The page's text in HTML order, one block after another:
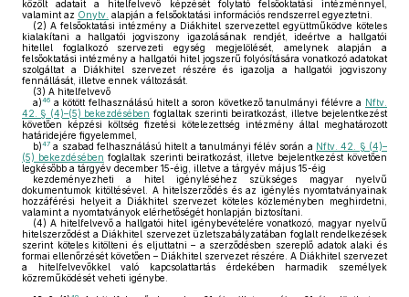
közölt adatait a hitelfelvevő képzését folytató felsőoktatási intézménnyel,
valamint az Onytv. alapján a felsőoktatási információs rendszerrel egyeztetni.
(2) A felsőoktatási intézmény a Diákhitel szervezettel együttműködve köteles
kialakítani a hallgatói jogviszony igazolásának rendjét, ideértve a hallgatói
hitellel foglalkozó szervezeti egység megjelölését, amelynek alapján a
felsőoktatási intézmény a hallgatói hitel jogszerű folyósítására vonatkozó adatokat
szolgáltat a Diákhitel szervezet részére és igazolja a hallgatói jogviszony
fennállását, illetve ennek változását.
(3) A hitelfelvevő
a)46 a kötött felhasználású hitelt a soron következő tanulmányi félévre a Nftv.
42. § (4)–(5) bekezdésében foglaltak szerinti beiratkozást, illetve bejelentkezést
követően képzési költség fizetési kötelezettség intézmény által meghatározott
határidejére figyelemmel,
b)47 a szabad felhasználású hitelt a tanulmányi félév során a Nftv. 42. § (4)–
(5) bekezdésében foglaltak szerinti beiratkozást, illetve bejelentkezést követően
legkésőbb a tárgyév december 15-éig, illetve a tárgyév május 15-éig
kezdeményezheti a hitel igényléséhez szükséges magyar nyelvű
dokumentumok kitöltésével. A hitelszerződés és az igénylés nyomtatványainak
hozzáférési helyeit a Diákhitel szervezet köteles közleményben meghirdetni,
valamint a nyomtatványok elérhetőségét honlapján biztosítani.
(4) A hitelfelvevő a hallgatói hitel igénybevételére vonatkozó, magyar nyelvű
hitelszerződést a Diákhitel szervezet üzletszabályzatában foglalt rendelkezések
szerint köteles kitölteni és eljuttatni – a szerződésben szereplő adatok alaki és
formai ellenőrzését követően – Diákhitel szervezet részére. A Diákhitel szervezet
a hitelfelvevőkkel való kapcsolattartás érdekében harmadik személyek
közreműködését veheti igénybe.